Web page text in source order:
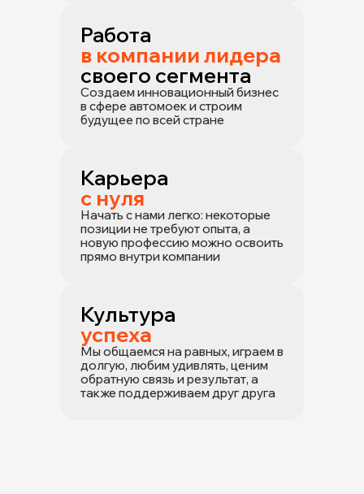
Работа
в компании лидера
своего сегмента
Создаем инновационный бизнес
в сфере автомоек и строим
будущее по всей стране
Карьера
с нуля
Начать с нами легко: некоторые
позиции не требуют опыта, а
новую профессию можно освоить
прямо внутри компании
Культура
успеха
Мы общаемся на равных, играем в
долгую, любим удивлять, ценим
обратную связь и результат, а
также поддерживаем друг друга